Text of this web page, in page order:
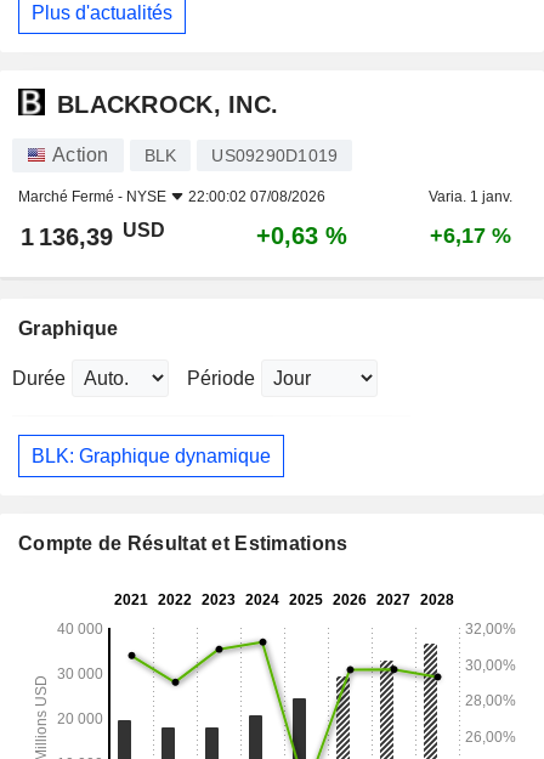
Plus d'actualités
BLACKROCK, INC.
Action BLK US09290D1019
Marché Fermé - NYSE 22:00:02 07/08/2026 Varia. 1 janv.
1 136,39 USD +0,63 % +6,17 %
Graphique
Durée Période
BLK: Graphique dynamique
Compte de Résultat et Estimations